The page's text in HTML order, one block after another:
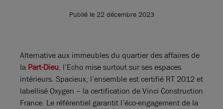
Publié le 22 décembre 2023
Alternative aux immeubles du quartier des affaires de
la Part-Dieu, l’Echo mise surtout sur ses espaces
intérieurs. Spacieux, l’ensemble est certifié RT 2012 et
labellisé Oxygen – la certification de Vinci Construction
France. Le référentiel garantit l’éco-engagement de la